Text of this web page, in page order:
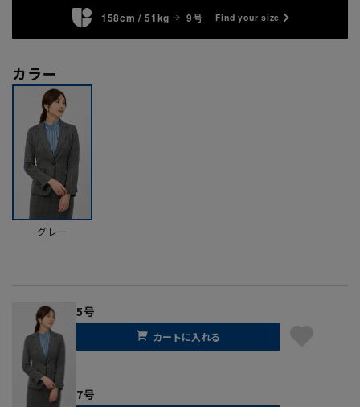
158cm / 51kg 9号 Find your size
カラー
グレー
5号
カートに入れる
7号